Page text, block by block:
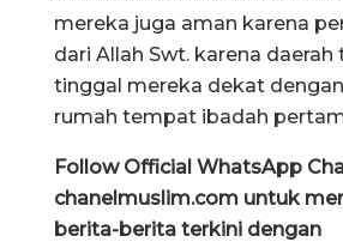
mereka juga aman karena
dari Allah Swt. karena
tinggal mereka dekat
rumah tempat ibadah
Follow Official WhatsApp
chanelmuslim.com untuk
berita-berita terkini dengan